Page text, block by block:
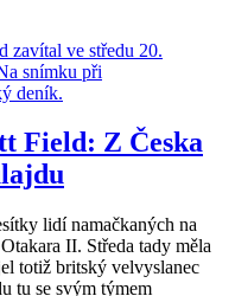
Field: Z Česka
lidí namačkaných na
II. Středa tady měla
totiž britský velvyslanec
tu se svým týmem